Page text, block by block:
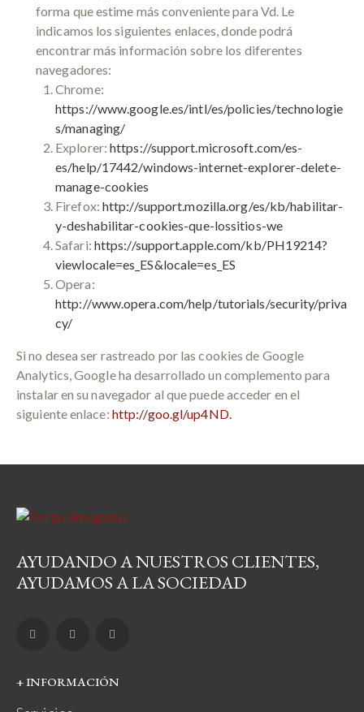
forma que estime más conveniente para Vd. Le
indicamos los siguientes enlaces, donde podrá
encontrar más información sobre los diferentes
navegadores:
Chrome:
https://www.google.es/intl/es/policies/technologie
s/managing/
Explorer: https://support.microsoft.com/es-
es/help/17442/windows-internet-explorer-delete-
manage-cookies
Firefox: http://support.mozilla.org/es/kb/habilitar-
y-deshabilitar-cookies-que-lossitios-we
Safari: https://support.apple.com/kb/PH19214?
viewlocale=es_ES&locale=es_ES
Opera:
http://www.opera.com/help/tutorials/security/priva
cy/
Si no desea ser rastreado por las cookies de Google
Analytics, Google ha desarrollado un complemento para
instalar en su navegador al que puede acceder en el
siguiente enlace: http://goo.gl/up4ND.
AYUDANDO A NUESTROS CLIENTES,
AYUDAMOS A LA SOCIEDAD
+ INFORMACIÓN